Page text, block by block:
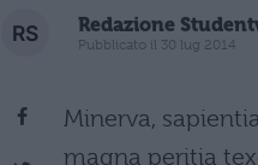
Redazione
Pubblicato il 30 lug 2014
Minerva,
magna peritia